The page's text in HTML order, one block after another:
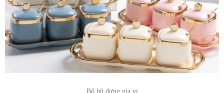
Bộ hũ đựng gia vị